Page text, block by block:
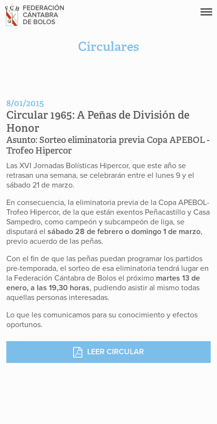
Circulares
8/01/2015
Circular 1965:A Peñas de División de
Honor
Asunto: Sorteo eliminatoria previa Copa APEBOL -
Trofeo Hipercor
Las XVI Jornadas Bolísticas Hipercor, que este año se
retrasan una semana, se celebrarán entre el lunes 9 y el
sábado 21 de marzo.
En consecuencia, la eliminatoria previa de la Copa APEBOL-
Trofeo Hipercor, de la que están exentos Peñacastillo y Casa
Sampedro, como campeón y subcampeón de liga, se
disputará elsábado 28 de febrero o domingo 1 de marzo,
previo acuerdo de las peñas.
Con el fin de que las peñas puedan programar los partidos
pre-temporada, el sorteo de esa eliminatoria tendrá lugar en
la Federación Cántabra de Bolos el próximo martes 13 de
enero, a las 19,30 horas, pudiendo asistir al mismo todas
aquellas personas interesadas.
Lo que les comunicamos para su conocimiento y efectos
oportunos.
LEER CIRCULAR